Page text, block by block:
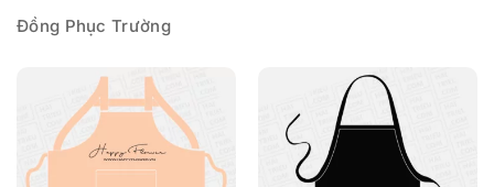
Đồng Phục Trường